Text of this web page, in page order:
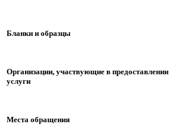
Бланки и образцы
Организации, участвующие в предоставлении
услуги
Места обращения